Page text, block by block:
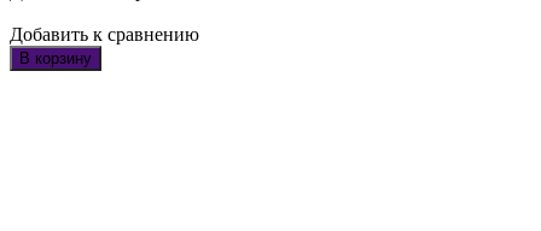
Добавить к сравнению
В корзину